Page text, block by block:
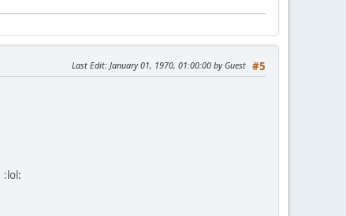
#5
Last Edit: January 01, 1970, 01:00:00 by Guest
:lol: